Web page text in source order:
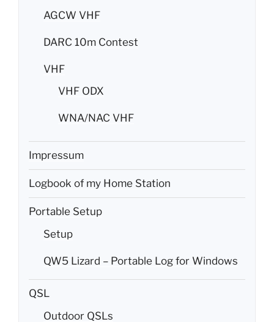
AGCW VHF
DARC 10m Contest
VHF
VHF ODX
WNA/NAC VHF
Impressum
Logbook of my Home Station
Portable Setup
Setup
QW5 Lizard – Portable Log for Windows
QSL
Outdoor QSLs